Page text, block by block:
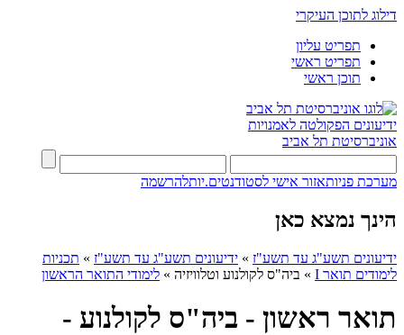
דילוג לתוכן העיקרי
תפריט עליון
תפריט ראשי
תוכן ראשי
ידיעונים הפקולטה לאמנויות
אוניברסיטת תל אביב
מערכת פניותאזור אישי לסטודנטים.יותלהרשמה
הינך נמצא כאן
ידיעונים תשע"ג עד תשע"ז » ידיעונים תשע"ג עד תשע"ז » תכניות
לימודים תואר I
» ביה"ס לקולנוע וטלוויזיה » לימודי התואר הראשון
תואר ראשון - ביה"ס לקולנוע -